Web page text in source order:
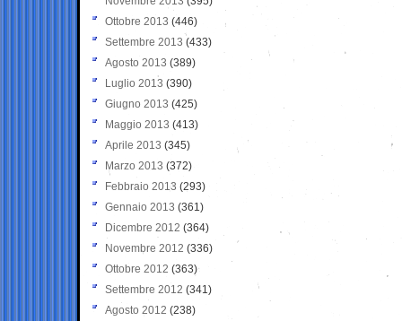
Ottobre 2013 (446)
Settembre 2013 (433)
Agosto 2013 (389)
Luglio 2013 (390)
Giugno 2013 (425)
Maggio 2013 (413)
Aprile 2013 (345)
Marzo 2013 (372)
Febbraio 2013 (293)
Gennaio 2013 (361)
Dicembre 2012 (364)
Novembre 2012 (336)
Ottobre 2012 (363)
Settembre 2012 (341)
Agosto 2012 (238)